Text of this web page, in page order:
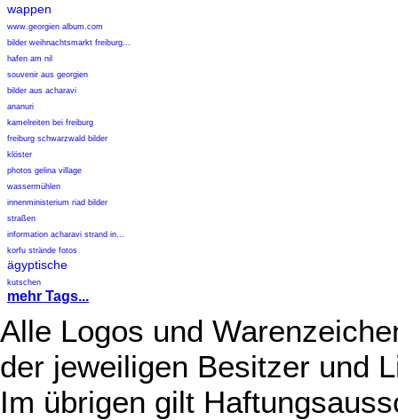
wappen
www.georgien album.com
bilder weihnachtsmarkt freiburg...
hafen am nil
souvenir aus georgien
bilder aus acharavi
ananuri
kamelreiten bei freiburg
freiburg schwarzwald bilder
klöster
photos gelina village
wassermühlen
innenministerium riad bilder
straßen
information acharavi strand in...
korfu strände fotos
ägyptische
kutschen
mehr Tags...
Alle Logos und
der jeweiligen Besitzer und
Im übrigen gilt